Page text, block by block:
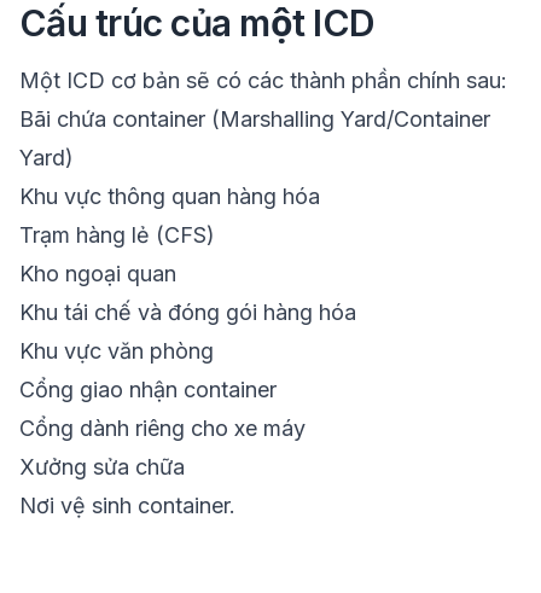
Cấu trúc của một ICD
Một ICD cơ bản sẽ có các thành phần chính sau:
Bãi chứa container (Marshalling Yard/Container
Yard)
Khu vực thông quan hàng hóa
Trạm hàng lẻ (CFS)
Kho ngoại quan
Khu tái chế và đóng gói hàng hóa
Khu vực văn phòng
Cổng giao nhận container
Cổng dành riêng cho xe máy
Xưởng sửa chữa
Nơi vệ sinh container.